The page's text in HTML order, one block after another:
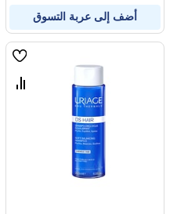
أضف إلى عربة التسوق
قائمة
قارن